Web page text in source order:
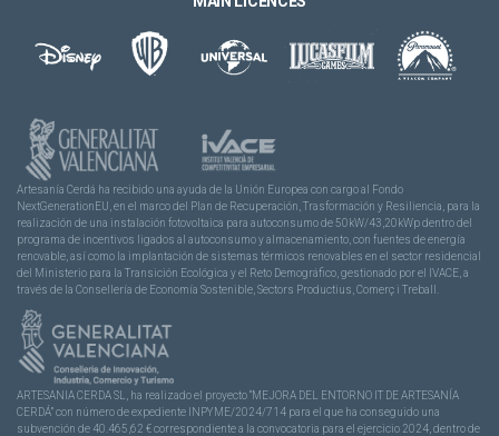
Artesanía Cerdá ha recibido una ayuda de la Unión Europea con cargo al Fondo
NextGenerationEU, en el marco del Plan de Recuperación, Trasformación y Resiliencia, para la
realización de una instalación fotovoltaica para autoconsumo de 50kW/43,20kWp dentro del
programa de incentivos ligados al autoconsumo y almacenamiento, con fuentes de energía
renovable, así como la implantación de sistemas térmicos renovables en el sector residencial
del Ministerio para la Transición Ecológica y el Reto Demográfico, gestionado por el IVACE, a
través de la Consellería de Economía Sostenible, Sectors Productius, Comerç i Treball.
ARTESANIA CERDA SL, ha realizado el proyecto “MEJORA DEL ENTORNO IT DE ARTESANÍA
CERDÁ” con número de expediente INPYME/2024/714 para el que ha conseguido una
subvención de 40.465,62 € correspondiente a la convocatoria para el ejercicio 2024, dentro de